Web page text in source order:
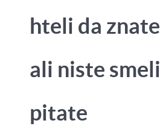
hteli da znate
ali niste
pitate